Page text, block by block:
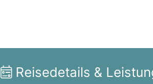
Reisedetails &